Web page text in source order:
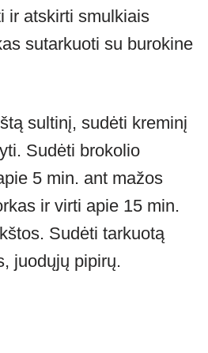
ir atskirti smulkiais
sutarkuoti su burokine
sultinį, sudėti kreminį
Sudėti brokolio
5 min. ant mažos
ir virti apie 15 min.
Sudėti tarkuotą
juodųjų pipirų.